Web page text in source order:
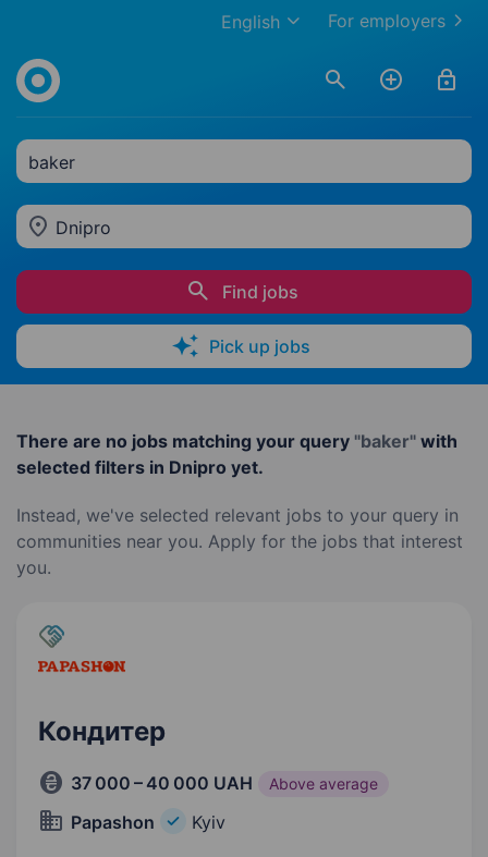
For employers
English
baker
Dnipro
Find jobs
Pick up jobs
There are no jobs matching your query "baker" with
selected filters in Dnipro yet.
Instead, we've selected relevant jobs to your query in
communities near you. Apply for the jobs that interest
you.
Кондитер
37 000 – 40 000 UAH Above average
Papashon Kyiv